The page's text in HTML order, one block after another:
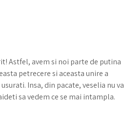
Astfel, avem si noi parte de putina
petrecere si aceasta unire a
Insa, din pacate, veselia nu va
sa vedem ce se mai intampla.